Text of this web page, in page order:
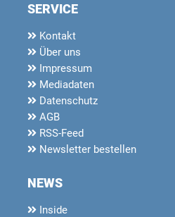
SERVICE
Kontakt
Über uns
Impressum
Mediadaten
Datenschutz
AGB
RSS-Feed
Newsletter bestellen
NEWS
Inside